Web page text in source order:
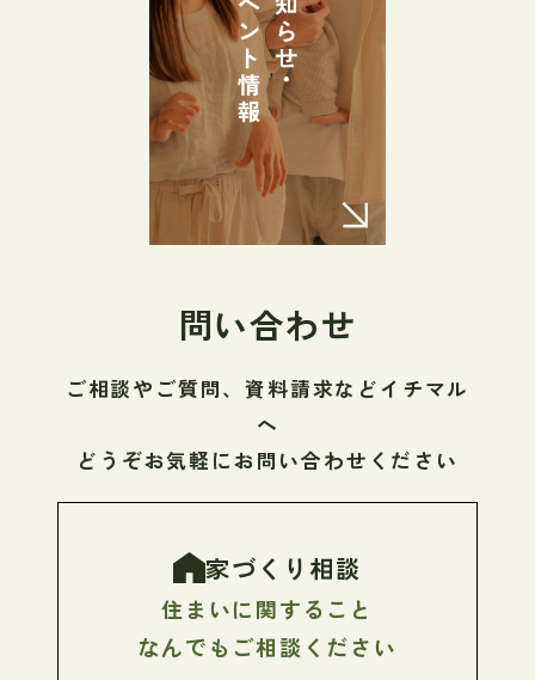
問い合わせ
ご相談やご質問、資料請求などイチマル
へ
どうぞお気軽にお問い合わせください
家づくり相談
住まいに関すること
なんでもご相談ください